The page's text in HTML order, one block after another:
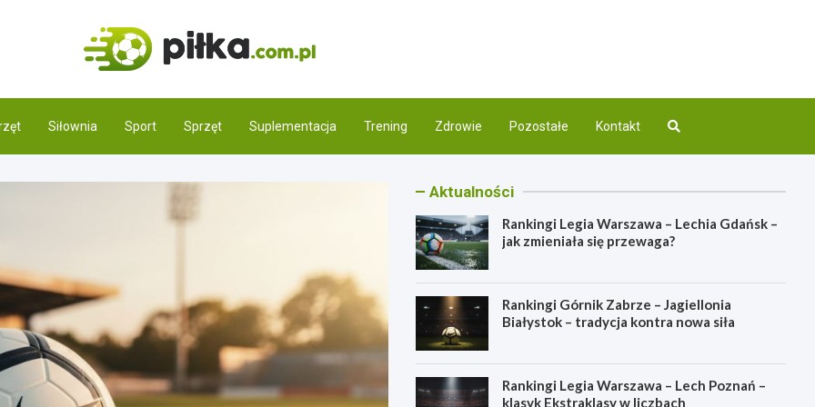
Siłownia Sport Sprzęt Suplementacja Trening Zdrowie Pozostałe Kontakt
Aktualności
Rankingi Legia Warszawa – Lechia Gdańsk –
jak zmieniała się przewaga?
Rankingi Górnik Zabrze – Jagiellonia
Białystok – tradycja kontra nowa siła
Rankingi Legia Warszawa – Lech Poznań –
klasyk Ekstraklasy w liczbach